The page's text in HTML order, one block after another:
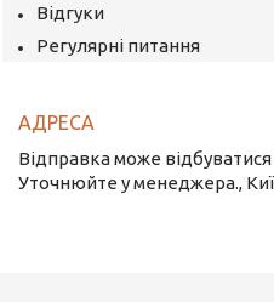
Відгуки
Регулярні питання
Відправка може відбуватися
Уточнюйте у менеджера.,